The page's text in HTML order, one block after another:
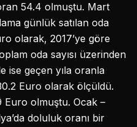
54.4 olmuştu. Mart
günlük satılan oda
olarak, 2017’ye göre
oda sayısı üzerinden
ise geçen yıla oranla
Euro olarak ölçüldü.
Euro olmuştu. Ocak –
doluluk oranı bir